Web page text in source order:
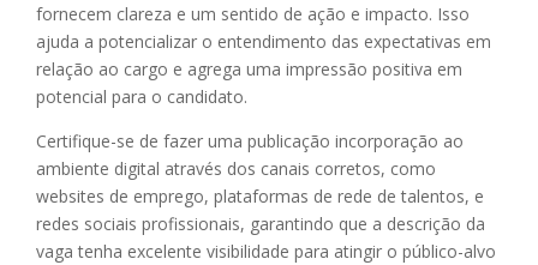
fornecem clareza e um sentido de ação e impacto. Isso
ajuda a potencializar o entendimento das expectativas em
relação ao cargo e agrega uma impressão positiva em
potencial para o candidato.
Certifique-se de fazer uma publicação incorporação ao
ambiente digital através dos canais corretos, como
websites de emprego, plataformas de rede de talentos, e
redes sociais profissionais, garantindo que a descrição da
vaga tenha excelente visibilidade para atingir o público-alvo